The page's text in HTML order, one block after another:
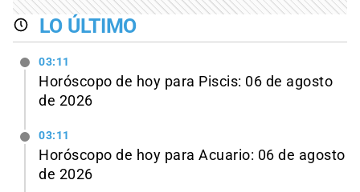
LO ÚLTIMO
03:11
Horóscopo de hoy para Piscis: 06 de agosto
de 2026
03:11
Horóscopo de hoy para Acuario: 06 de agosto
de 2026